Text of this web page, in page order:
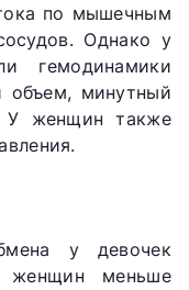
по мышечным
Однако у
гемодинамики
объем, минутный
женщин также
у девочек
меньше